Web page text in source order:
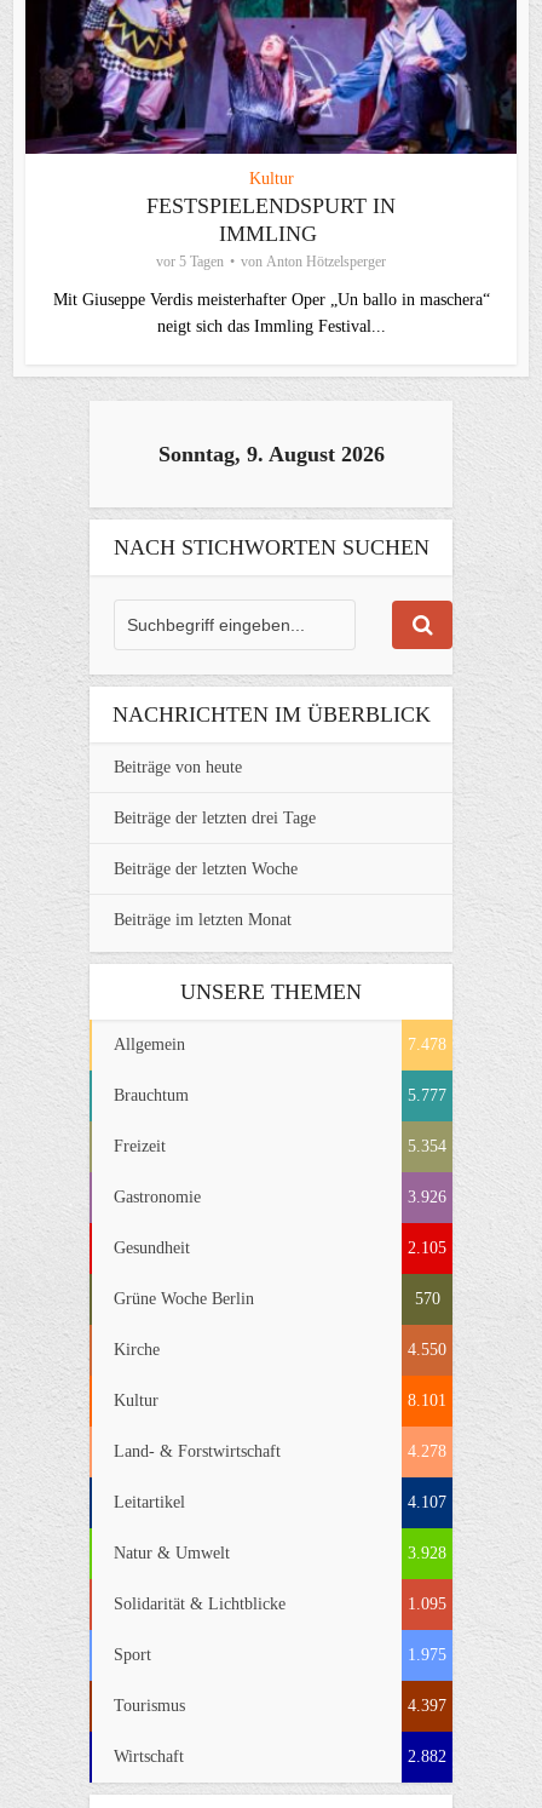
Kultur
FESTSPIELENDSPURT IN
IMMLING
vor 5 Tagen von Anton Hötzelsperger
Mit Giuseppe Verdis meisterhafter Oper „Un ballo in maschera“
neigt sich das Immling Festival...
Sonntag, 9. August 2026
NACH STICHWORTEN SUCHEN
NACHRICHTEN IM ÜBERBLICK
Beiträge von heute
Beiträge der letzten drei Tage
Beiträge der letzten Woche
Beiträge im letzten Monat
UNSERE THEMEN
Allgemein 7.478
Brauchtum 5.777
Freizeit 5.354
Gastronomie 3.926
Gesundheit 2.105
Grüne Woche Berlin 570
Kirche 4.550
Kultur 8.101
Land- & Forstwirtschaft 4.278
Leitartikel 4.107
Natur & Umwelt 3.928
Solidarität & Lichtblicke 1.095
Sport 1.975
Tourismus 4.397
Wirtschaft 2.882